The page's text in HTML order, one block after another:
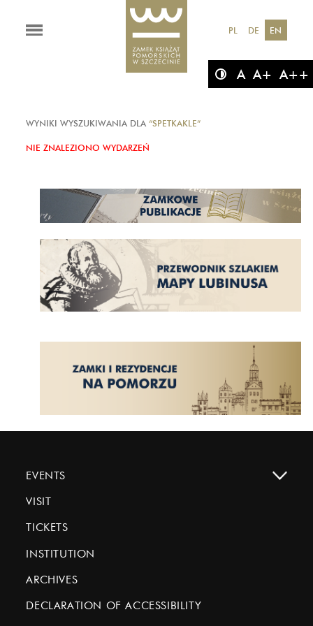
A A+ A++
PL DE EN
WYNIKI WYSZUKIWANIA DLA“SPETKAKLE”
NIE ZNALEZIONO WYDARZEŃ
EVENTS
VISIT
TICKETS
INSTITUTION
ARCHIVES
DECLARATION OF ACCESSIBILITY